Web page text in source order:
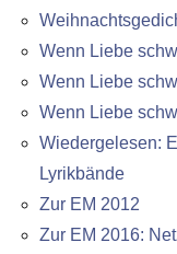
Wenn Liebe
Wenn Liebe
Wenn Liebe
Wiedergelesen:
Lyrikbände
Zur EM 2012
Zur EM 2016: